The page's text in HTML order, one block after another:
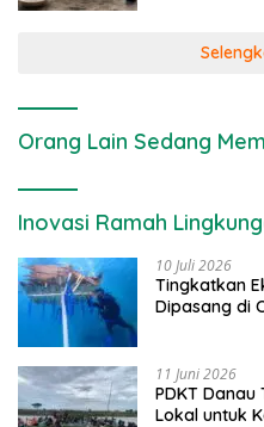
Orang Lain Sedang
Inovasi Ramah
10 Juli 2026
Tingkatkan
Dipasang di
11 Juni 2026
PDKT
Lokal untuk